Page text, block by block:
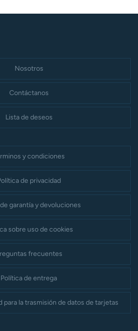
Nosotros
Contáctanos
Lista de deseos
y condiciones
de privacidad
garantía y devoluciones
sobre uso de cookies
frecuentes
Política de entrega
para la trasmisión de datos de tarjetas